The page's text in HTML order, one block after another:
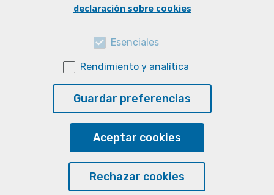
declaración sobre cookies
Esenciales
Rendimiento y analítica
Guardar preferencias
Aceptar cookies
Rechazar cookies